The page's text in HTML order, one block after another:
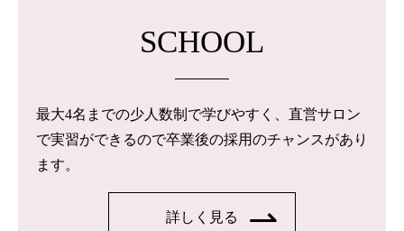
SCHOOL
最大4名までの少人数制で学びやすく、直営サロン
で実習ができるので卒業後の採用のチャンスがあり
ます。
詳しく見る